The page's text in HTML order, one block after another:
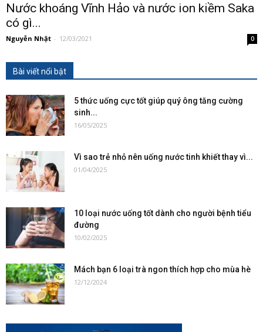
Nước khoáng Vĩnh Hảo và nước ion kiềm Saka
có gì...
Nguyễn Nhật - 12/03/2021 0
Bài viết nổi bật
5 thức uống cực tốt giúp quý ông tăng cường
sinh...
16/05/2025
Vì sao trẻ nhỏ nên uống nước tinh khiết thay vì...
01/04/2025
10 loại nước uống tốt dành cho người bệnh tiểu
đường
10/02/2025
Mách bạn 6 loại trà ngon thích hợp cho mùa hè
12/12/2024